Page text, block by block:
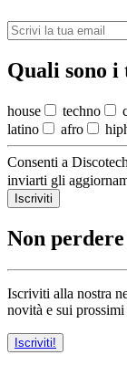
Quali sono i
house techno
latino
afro
Consenti a
inviarti gli
Iscriviti
Non
Iscriviti alla nostra
novità e sui
Iscriviti!